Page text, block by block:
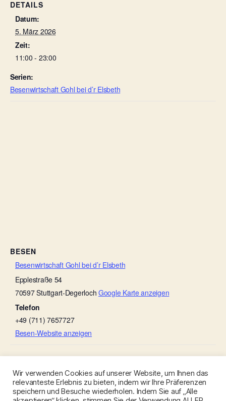
DETAILS
Datum:
5. März 2026
Zeit:
11:00 - 23:00
Serien:
Besenwirtschaft Gohl bei d’r Elsbeth
BESEN
Besenwirtschaft Gohl bei d’r Elsbeth
Epplestraße 54
70597Stuttgart-Degerloch Google Karte anzeigen
Telefon
+49 (711) 7657727
Besen-Website anzeigen
Wir verwenden Cookies auf unserer Website, um Ihnen das
relevanteste Erlebnis zu bieten, indem wir Ihre Präferenzen
speichern und Besuche wiederholen. Indem Sie auf „Alle